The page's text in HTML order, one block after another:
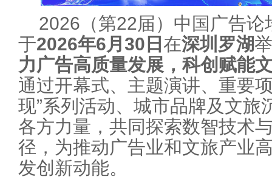
2026（第22届）中国广告论
于2026年6月30日 在深圳罗湖
力广告高质量发展，科创赋能
通过开幕式、主题演讲、重要
现”系列活动、城市品牌及文旅
各方力量，共同探索数智技术
径，为推动广告业和文旅产业
发创新动能。